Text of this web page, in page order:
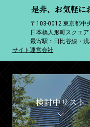
是非、お気軽に
〒103-0012 東京都中
日本橋人形町スクエ
最寄駅：日比谷線・
サイト運営会社
検討中リスト